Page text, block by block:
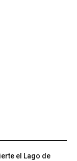
el Lago de